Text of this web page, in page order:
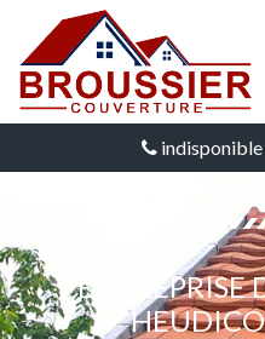
indisponible
ENTREPRISE